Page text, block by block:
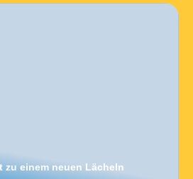
zu einem neuen Lächeln